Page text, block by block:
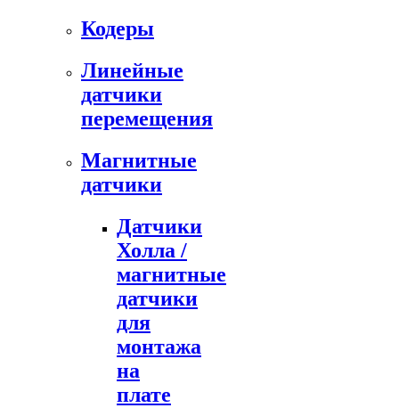
Кодеры
Линейные
датчики
перемещения
Магнитные
датчики
Датчики
Холла /
магнитные
датчики
для
монтажа
на
плате